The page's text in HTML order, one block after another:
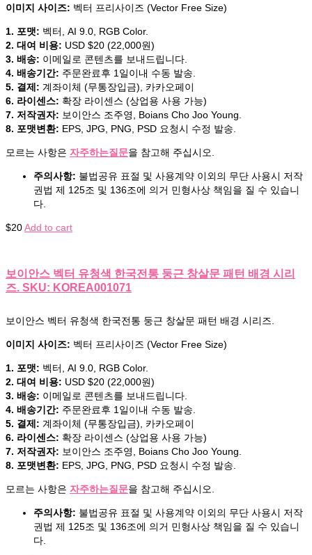
이미지 사이즈: 벡터 프리사이즈 (Vector Free Size)
1. 포맷: 벡터, AI 9.0, RGB Color.
2. 대여 비용: USD $20 (22,000원)
3. 배송: 이메일로 콘텐츠를 보내드립니다.
4. 배송기간: 주문완료후 1일이내 수동 발송.
5. 결제: 계좌이체 (무통장입금), 카카오페이
6. 라이센스: 확장 라이센스 (상업용 사용 가능)
7. 저작권자: 보이안스 조주영, Boians Cho Joo Young.
8. 포맷변환: EPS, JPG, PNG, PSD 요청시 수정 발송.
모르는 사항은 자주하는질문을 참고해 주십시오.
주의사항: 불법공유 표절 및 사용계약 이외의 무단 사용시 저작
권법 제 125조 및 136조에 의거 민형사상 책임을 질 수 있습니
다.
$20Add to cart
보이안스 벡터 유청색 한국전통 둥근 창살문 패턴 배경 시리
즈. SKU: KOREA001071
보이안스 벡터 유청색 한국전통 둥근 창살문 패턴 배경 시리즈.
이미지 사이즈: 벡터 프리사이즈 (Vector Free Size)
1. 포맷: 벡터, AI 9.0, RGB Color.
2. 대여 비용: USD $20 (22,000원)
3. 배송: 이메일로 콘텐츠를 보내드립니다.
4. 배송기간: 주문완료후 1일이내 수동 발송.
5. 결제: 계좌이체 (무통장입금), 카카오페이
6. 라이센스: 확장 라이센스 (상업용 사용 가능)
7. 저작권자: 보이안스 조주영, Boians Cho Joo Young.
8. 포맷변환: EPS, JPG, PNG, PSD 요청시 수정 발송.
모르는 사항은 자주하는질문을 참고해 주십시오.
주의사항: 불법공유 표절 및 사용계약 이외의 무단 사용시 저작
권법 제 125조 및 136조에 의거 민형사상 책임을 질 수 있습니
다.